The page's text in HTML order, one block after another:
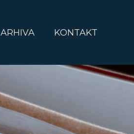
ARHIVA KONTAKT